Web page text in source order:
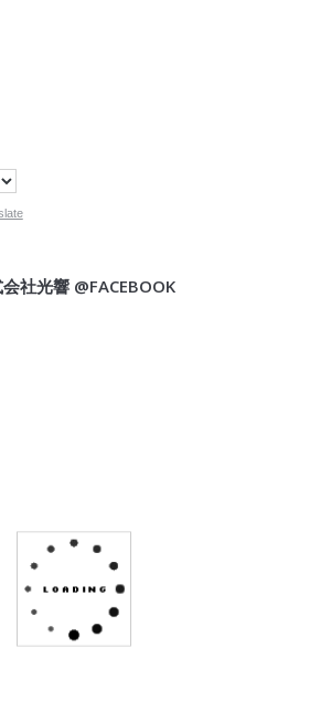
社光響 @FACEBOOK